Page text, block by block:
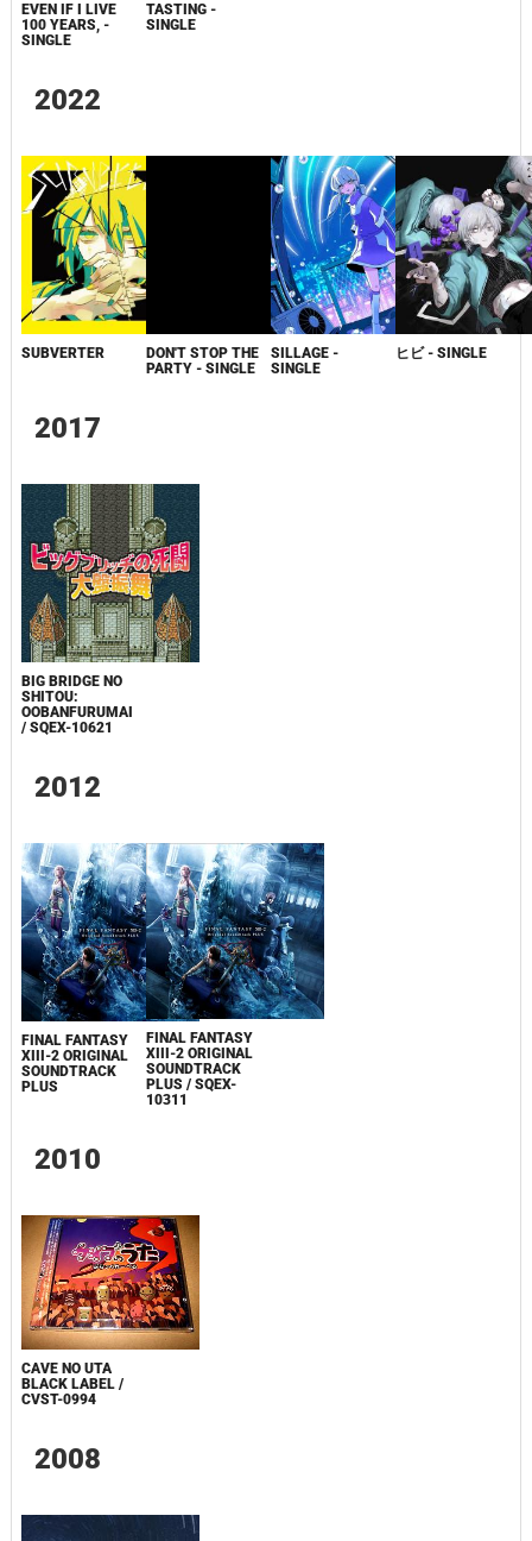
EVEN IF I LIVE
100 YEARS, -
SINGLE
TASTING -
SINGLE
2022
SUBVERTER
DON'T STOP THE
PARTY - SINGLE
SILLAGE -
SINGLE
ヒビ - SINGLE
2017
BIG BRIDGE NO
SHITOU:
OOBANFURUMAI
/ SQEX-10621
2012
FINAL FANTASY
XIII-2 ORIGINAL
SOUNDTRACK
PLUS
FINAL FANTASY
XIII-2 ORIGINAL
SOUNDTRACK
PLUS / SQEX-
10311
2010
CAVE NO UTA
BLACK LABEL /
CVST-0994
2008